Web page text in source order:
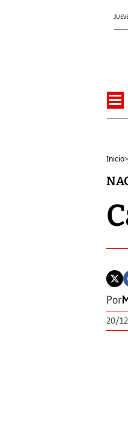
Inicio>
Por
20/